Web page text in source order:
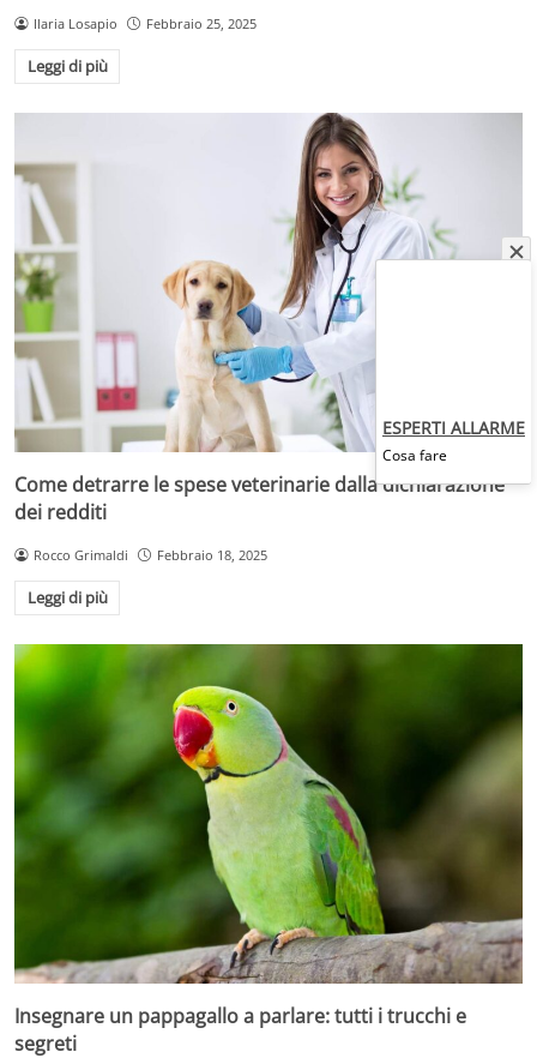
Ilaria Losapio Febbraio 25, 2025
Leggi di più
Come detrarre le spese veterinarie dalla dichiarazione
dei redditi
Rocco Grimaldi Febbraio 18, 2025
Leggi di più
Insegnare un pappagallo a parlare: tutti i trucchi e
segreti
ESPERTI ALLARME
Cosa fare